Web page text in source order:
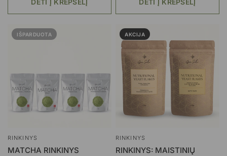
DĖTI Į KREPŠELĮ DĖTI Į KREPŠELĮ
IŠPARDUOTA
RINKINYS
MATCHA RINKINYS
AKCIJA
RINKINYS
RINKINYS: MAISTINIŲ